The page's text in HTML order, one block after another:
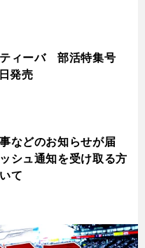
ティーバ 部活特集号
発売
などのお知らせが届
シュ通知を受け取る方
て